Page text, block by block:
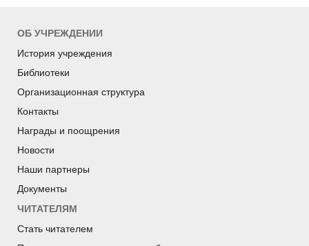
ОБ УЧРЕЖДЕНИИ
История учреждения
Библиотеки
Организационная структура
Контакты
Награды и поощрения
Новости
Наши партнеры
Документы
ЧИТАТЕЛЯМ
Стать читателем